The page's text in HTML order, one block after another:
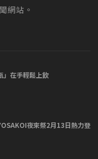
網站。
在手輕鬆上飲
夜來祭2月13日熱力登